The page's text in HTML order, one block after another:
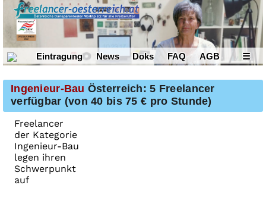
Eintragung News Doks FAQ AGB ☰
Ingenieur-Bau Österreich: 5 Freelancer
verfügbar (von 40 bis 75 € pro Stunde)
Freelancer
der Kategorie
Ingenieur-Bau
legen ihren
Schwerpunkt
auf